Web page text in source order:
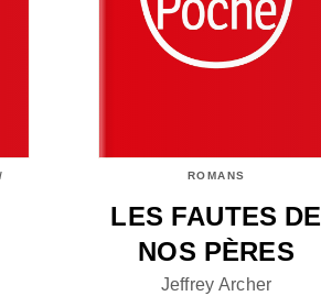
ROMANS
LES FAUTES DE
NOS PÈRES
Jeffrey Archer